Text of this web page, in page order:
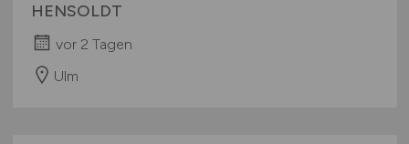
HENSOLDT
vor 2 Tagen
Ulm